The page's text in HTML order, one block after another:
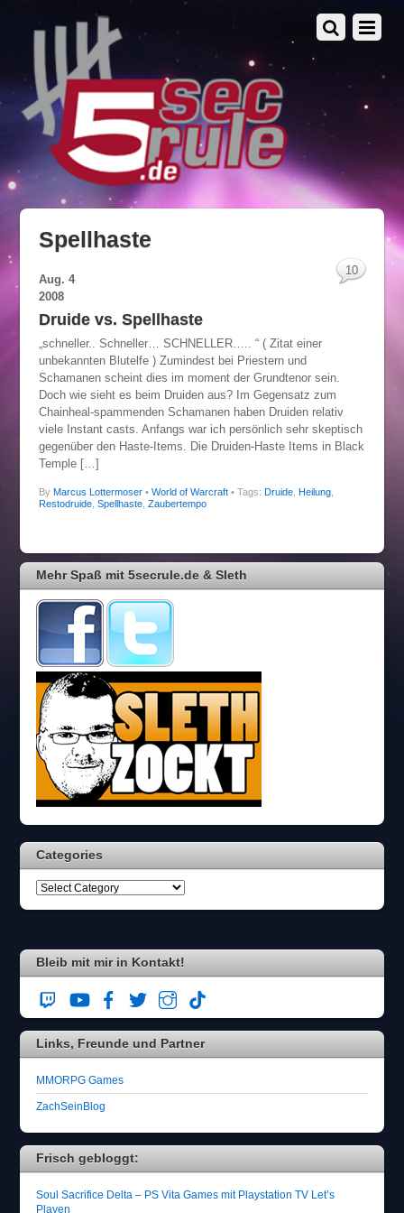
Spellhaste
Aug. 4
2008
Druide vs. Spellhaste
„schneller.. Schneller… SCHNELLER….. “ ( Zitat einer
unbekannten Blutelfe ) Zumindest bei Priestern und
Schamanen scheint dies im moment der Grundtenor sein.
Doch wie sieht es beim Druiden aus? Im Gegensatz zum
Chainheal-spammenden Schamanen haben Druiden relativ
viele Instant casts. Anfangs war ich persönlich sehr skeptisch
gegenüber den Haste-Items. Die Druiden-Haste Items in Black
Temple […]
By Marcus Lottermoser• World of Warcraft
10
• Tags: Druide, Heilung,
Restodruide, Spellhaste, Zaubertempo
Mehr Spaß mit 5secrule.de & Sleth
Categories
Bleib mit mir in Kontakt!
Links, Freunde und Partner
MMORPG Games
ZachSeinBlog
Frisch gebloggt:
Soul Sacrifice Delta – PS Vita Games mit Playstation TV Let’s
Playen